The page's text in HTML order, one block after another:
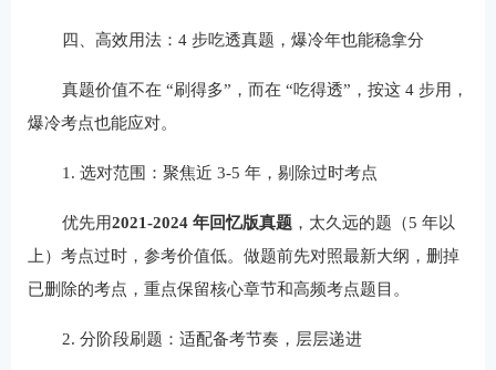
四、高效用法：4 步吃透真题，爆冷年也能稳拿分
真题价值不在 “刷得多”，而在 “吃得透”，按这 4 步用，
爆冷考点也能应对。
1. 选对范围：聚焦近 3-5 年，剔除过时考点
优先用2021-2024 年回忆版真题，太久远的题（5 年以
上）考点过时，参考价值低。做题前先对照最新大纲，删掉
已删除的考点，重点保留核心章节和高频考点题目。
2. 分阶段刷题：适配备考节奏，层层递进